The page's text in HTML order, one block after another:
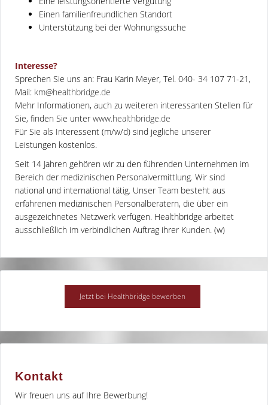
Einen familienfreundlichen Standort
Unterstützung bei der Wohnungssuche
Interesse?
Sprechen Sie uns an: Frau Karin Meyer, Tel. 040- 34 107 71-21,
Mail: km@healthbridge.de
Mehr Informationen, auch zu weiteren interessanten Stellen für
Sie, finden Sie unter www.healthbridge.de
Für Sie als Interessent (m/w/d) sind jegliche unserer
Leistungen kostenlos.
Seit 14 Jahren gehören wir zu den führenden Unternehmen im
Bereich der medizinischen Personalvermittlung. Wir sind
national und international tätig. Unser Team besteht aus
erfahrenen medizinischen Personalberatern, die über ein
ausgezeichnetes Netzwerk verfügen. Healthbridge arbeitet
ausschließlich im verbindlichen Auftrag ihrer Kunden. (w)
Kontakt
Wir freuen uns auf Ihre Bewerbung!